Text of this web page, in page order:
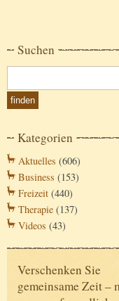
Suchen
Kategorien
Aktuelles (606)
Business (153)
Freizeit (440)
Therapie (137)
Videos (43)
Verschenken Sie
gemeinsame Zeit –